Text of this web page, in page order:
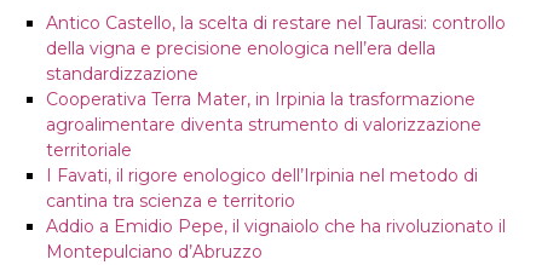
Antico Castello, la scelta di restare nel Taurasi: controllo
della vigna e precisione enologica nell’era della
standardizzazione
Cooperativa Terra Mater, in Irpinia la trasformazione
agroalimentare diventa strumento di valorizzazione
territoriale
I Favati, il rigore enologico dell’Irpinia nel metodo di
cantina tra scienza e territorio
Addio a Emidio Pepe, il vignaiolo che ha rivoluzionato il
Montepulciano d’Abruzzo